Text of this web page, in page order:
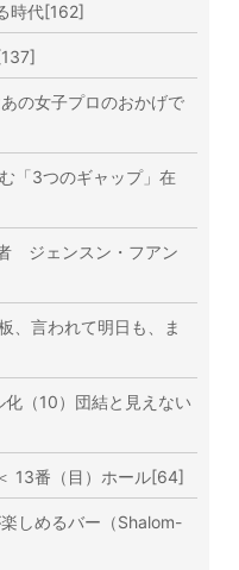
時代[162]
女子プロのおかげで
「3つのギャップ」在
ジェンスン・フアン
、言われて明日も、ま
（10）団結と見えない
13番（目）ホール[64]
しめるバー（Shalom-